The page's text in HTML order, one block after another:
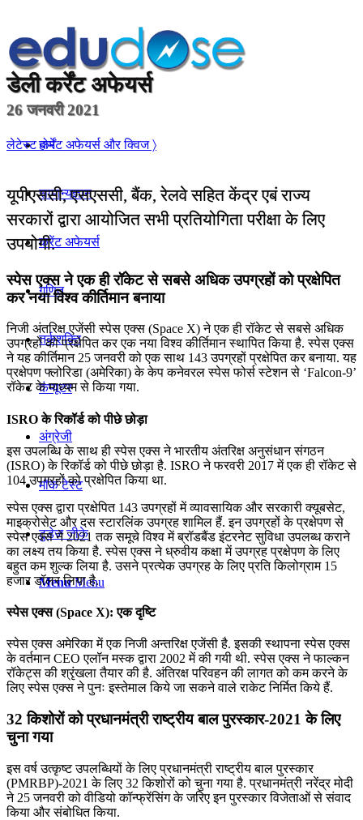
होम
सामान्यज्ञान
करेंट अफेयर्स
गणित
तर्कशक्ति
कंप्यूटर
अंग्रेजी
मॉक टेस्ट
टुडेज जीके
Menu Menu
डेली कर्रेंट अफेयर्स
26 जनवरी 2021
लेटेस्ट कर्रेंट अफेयर्स और क्विज 〉
यूपीएससी, एसएससी, बैंक, रेलवे सहित केंद्र एबं राज्य
सरकारों द्वारा आयोजित सभी प्रतियोगिता परीक्षा के लिए
उपयोगी.
स्‍पेस एक्‍स ने एक ही रॉकेट से सबसे अधिक उपग्रहों को प्रक्षेपित
कर नया विश्‍व कीर्तिमान बनाया
निजी अंतरिक्ष एजेंसी स्‍पेस एक्‍स (Space X) ने एक ही रॉकेट से सबसे अधिक
उपग्रहों को प्रक्षेपित कर एक नया विश्‍व कीर्तिमान स्‍थापित किया है. स्‍पेस एक्‍स
ने यह कीर्तिमान 25 जनवरी को एक साथ 143 उपग्रहों प्रक्षेपित कर बनाया. यह
प्रक्षेपण फ्लोरिडा (अमेरिका) के केप कनेवरल स्पेस फोर्स स्टेशन से ‘Falcon-9’
रॉकेट के माध्यम से किया गया.
ISRO के रिकॉर्ड को पीछे छोड़ा
इस उपलब्धि के साथ ही स्‍पेस एक्‍स ने भारतीय अंतरिक्ष अनुसंधान संगठन
(ISRO) के रिकॉर्ड को पीछे छोड़ा है. ISRO ने फरवरी 2017 में एक ही रॉकेट से
104 उपग्रहों को प्रक्षेपित किया था.
स्‍पेस एक्‍स द्वारा प्रक्षेपित 143 उपग्रहों में व्‍यावसायिक और सरकारी क्‍यूबसेट,
माइक्रोसेट और दस स्‍टारलिंक उपग्रह शामिल हैं. इन उपग्रहों के प्रक्षेपण से
स्‍पेस एक्‍स ने 2021 तक समूचे विश्‍व में ब्रॉडबैंड इंटरनेट सुविधा उपलब्‍ध कराने
का लक्ष्‍य तय किया है. स्‍पेस एक्‍स ने ध्रुवीय कक्षा में उपग्रह प्रक्षेपण के लिए
बहुत कम शुल्‍क लिया है. उसने प्रत्‍येक उपग्रह के लिए प्रति किलोग्राम 15
हजार डॉलर लिया है.
स्‍पेस एक्‍स (Space X): एक दृष्टि
स्पेस एक्स अमेरिका में एक निजी अन्तरिक्ष एजेंसी है. इसकी स्थापना स्पेस एक्स
के वर्तमान CEO एलॉन मस्‍क द्वारा 2002 में की गयी थी. स्पेस एक्स ने फाल्कन
रॉकेट्स की श्रृंखला तैयार की है. अंतिरक्ष परिवहन की लागत को कम करने के
लिए स्पेस एक्स ने पुनः इस्तेमाल किये जा सकने वाले राकेट निर्मित किये हैं.
32 किशोरों को प्रधानमंत्री राष्ट्रीय बाल पुरस्कार-2021 के लिए
चुना गया
इस वर्ष उत्‍कृष्‍ट उपलब्धियों के लिए प्रधानमंत्री राष्ट्रीय बाल पुरस्कार
(PMRBP)-2021 के लिए 32 किशोरों को चुना गया है. प्रधानमंत्री नरेंद्र मोदी
ने 25 जनवरी को वीडियो कॉन्फ्रेंसिंग के जरिए इन पुरस्कार विजेताओं से संवाद
किया और संबोधित किया.